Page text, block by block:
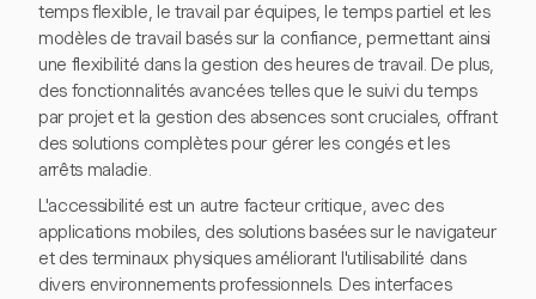
temps flexible, le travail par équipes, le temps partiel et les
modèles de travail basés sur la confiance, permettant ainsi
une flexibilité dans la gestion des heures de travail. De plus,
des fonctionnalités avancées telles que le suivi du temps
par projet et la gestion des absences sont cruciales, offrant
des solutions complètes pour gérer les congés et les
arrêts maladie.
L'accessibilité est un autre facteur critique, avec des
applications mobiles, des solutions basées sur le navigateur
et des terminaux physiques améliorant l'utilisabilité dans
divers environnements professionnels. Des interfaces